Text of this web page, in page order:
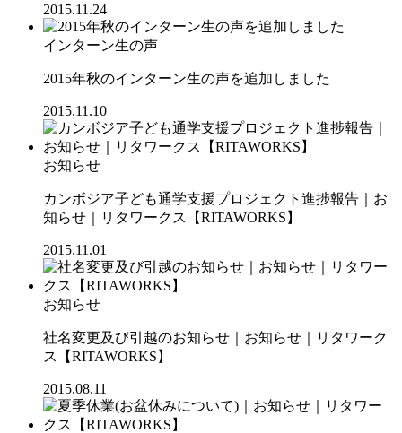
2015.11.24
インターン生の声
2015年秋のインターン生の声を追加しました
2015.11.10
お知らせ
カンボジア子ども通学支援プロジェクト進捗報告｜お
知らせ｜リタワークス【RITAWORKS】
2015.11.01
お知らせ
社名変更及び引越のお知らせ｜お知らせ｜リタワーク
ス【RITAWORKS】
2015.08.11